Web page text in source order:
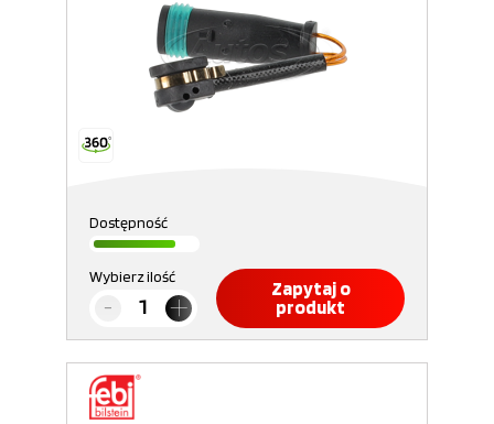
Dostępność
Wybierz ilość
Zapytaj o
produkt